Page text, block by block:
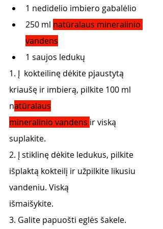
1 nedidelio imbiero gabalėlio
250 ml natūralaus mineralinio
vandens
1 saujos ledukų
1. Į  kokteilinę dėkite pjaustytą
kriaušę ir imbierą, pilkite 100 ml
natūralaus
mineralinio vandens ir viską
suplakite.
2. Į stiklinę dėkite ledukus, pilkite
išplaktą kokteilį ir užpilkite likusiu
vandeniu. Viską
išmaišykite.
3. Galite papuošti eglės šakele.